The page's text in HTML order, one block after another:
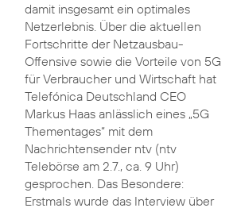
damit insgesamt ein optimales
Netzerlebnis. Über die aktuellen
Fortschritte der Netzausbau-
Offensive sowie die Vorteile von 5G
für Verbraucher und Wirtschaft hat
Telefónica Deutschland CEO
Markus Haas anlässlich eines „5G
Thementages“ mit dem
Nachrichtensender ntv (ntv
Telebörse am 2.7., ca. 9 Uhr)
gesprochen. Das Besondere:
Erstmals wurde das Interview über